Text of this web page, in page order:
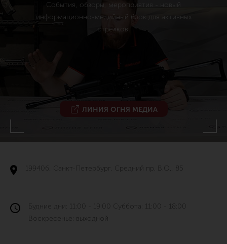
События, обзоры, мероприятия - новый
информационно-медийный блок для активных
стрелков!
ЛИНИЯ ОГНЯ МЕДИА
199406, Санкт-Петербург, Средний пр. В.О., 85
Будние дни: 11:00 - 19:00 Суббота: 11:00 - 18:00
Воскресенье: выходной